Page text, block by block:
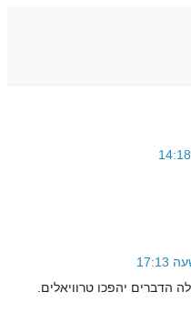
הדברים יהפכו טרוויאלים.